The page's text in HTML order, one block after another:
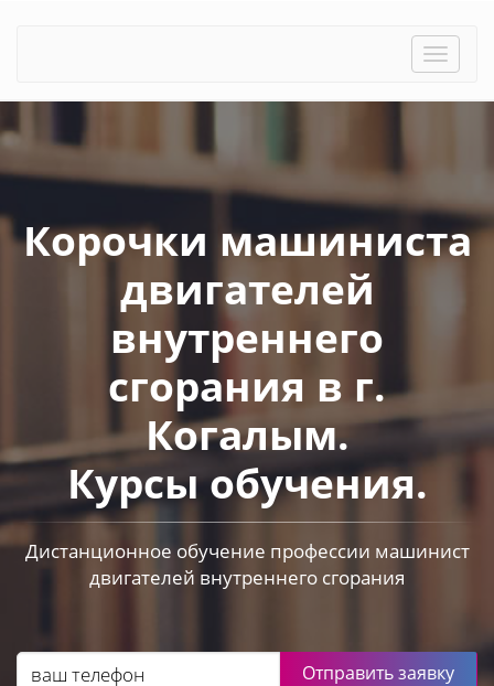
Toggle
Корочки машиниста
двигателей
внутреннего
сгорания в г.
Когалым.
Курсы обучения.
Дистанционное обучение профессии машинист
двигателей внутреннего сгорания
Отправить заявку